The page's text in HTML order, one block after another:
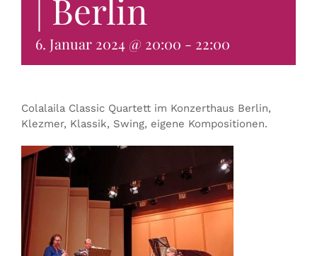
KONTAKT & BUCHEN
| Berlin
6. Januar 2024 @ 20:00 - 22:00
Colalaila Classic Quartett im Konzerthaus Berlin,
Klezmer, Klassik, Swing, eigene Kompositionen.